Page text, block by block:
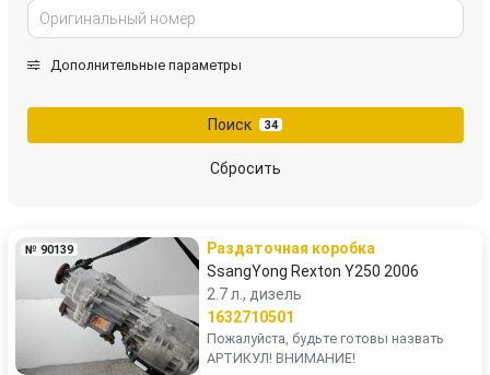
Дополнительные параметры
Поиск 34
Сбросить
№ 90139
Раздаточная коробка
SsangYong Rexton Y250 2006
2.7 л., дизель
1632710501
Пожалуйста, будьте готовы назвать
АРТИКУЛ! ВНИМАНИЕ!